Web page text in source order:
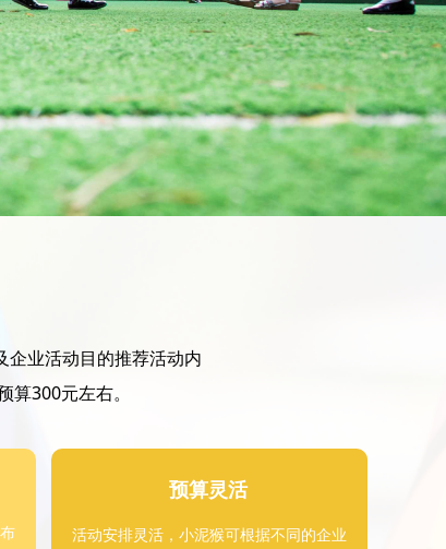
业活动目的推荐活动内
300元左右。
预算灵活
活动安排灵活，小泥猴可根据不同的企业